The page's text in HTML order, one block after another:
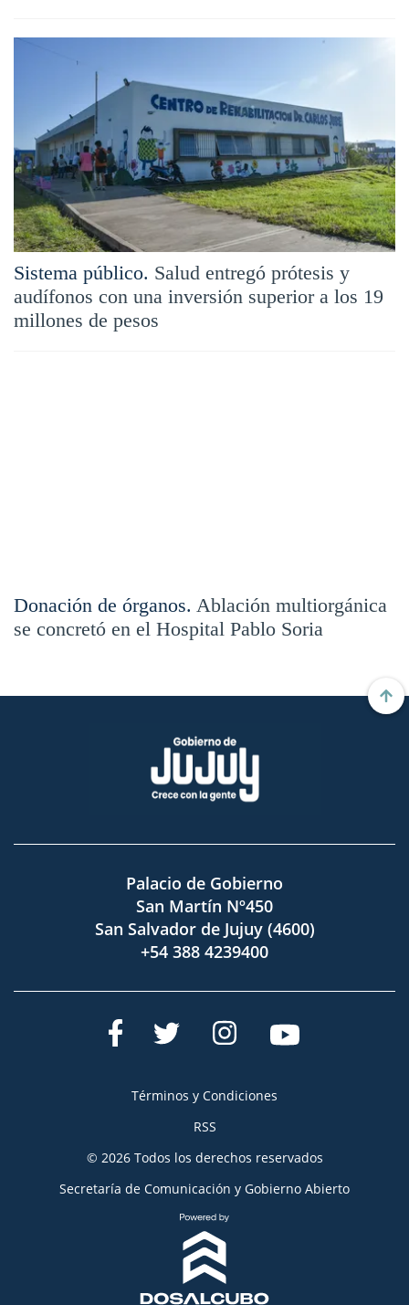
Sistema público. Salud entregó prótesis y
audífonos con una inversión superior a los 19
millones de pesos
Donación de órganos. Ablación multiorgánica
se concretó en el Hospital Pablo Soria
Palacio de Gobierno
San Martín Nº450
San Salvador de Jujuy (4600)
+54 388 4239400
Términos y Condiciones
RSS
© 2026 Todos los derechos reservados
Secretaría de Comunicación y Gobierno Abierto